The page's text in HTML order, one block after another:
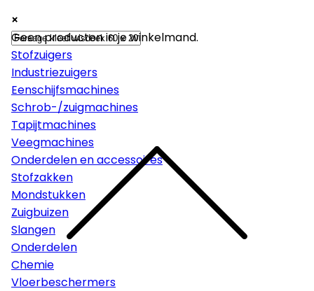
×
Machines
Stofzuigers
Industriezuigers
Eenschijfsmachines
Schrob-/zuigmachines
Tapijtmachines
Veegmachines
Onderdelen en accessoires
Stofzakken
Mondstukken
Zuigbuizen
Slangen
Onderdelen
Chemie
Vloerbeschermers
×
×
Geen producten in je winkelmand.